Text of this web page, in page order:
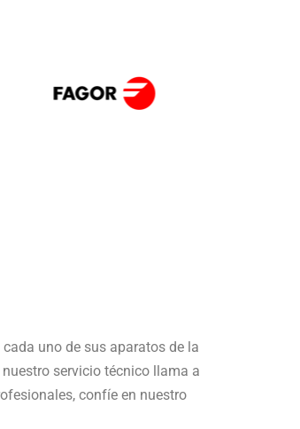
uno de sus aparatos de la
servicio técnico llama a
confíe en nuestro